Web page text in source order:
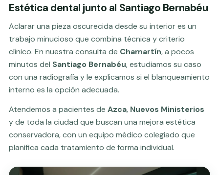
Estética dental junto al Santiago Bernabéu
Aclarar una pieza oscurecida desde su interior es un
trabajo minucioso que combina técnica y criterio
clínico. En nuestra consulta de Chamartín, a pocos
minutos del Santiago Bernabéu, estudiamos su caso
con una radiografía y le explicamos si el blanqueamiento
interno es la opción adecuada.
Atendemos a pacientes de Azca, Nuevos Ministerios
y de toda la ciudad que buscan una mejora estética
conservadora, con un equipo médico colegiado que
planifica cada tratamiento de forma individual.